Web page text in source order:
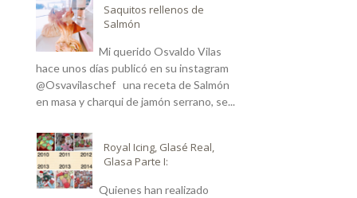
Saquitos rellenos de
Salmón
Mi querido Osvaldo Vilas
hace unos días publicó en su instagram
@Osvavilaschef una receta de Salmón
en masa y charqui de jamón serrano, se...
Royal Icing, Glasé Real,
Glasa Parte I:
Quienes han realizado